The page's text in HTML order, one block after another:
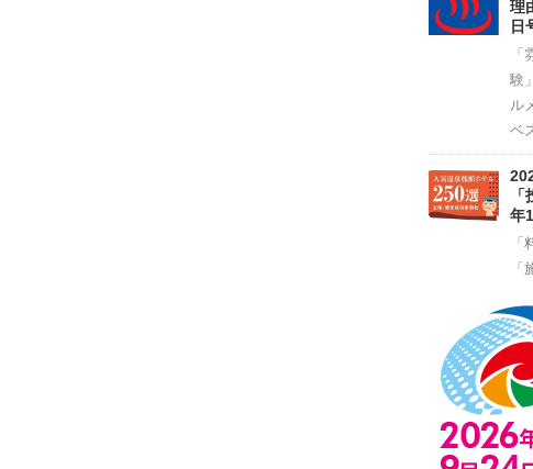
理
日
験
ル
ベ
年